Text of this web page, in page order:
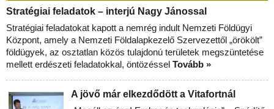
Stratégiai feladatok – interjú Nagy Jánossal
Stratégiai feladatokat kapott a nemrég indult Nemzeti Földügyi
Központ, amely a Nemzeti Földalapkezelő Szervezettől „örökölt”
földügyek, az osztatlan közös tulajdonú területek megszüntetése
mellett erdészeti feladatokkal, öntözéssel Tovább »
A jövő már elkezdődött a Vitafortnál